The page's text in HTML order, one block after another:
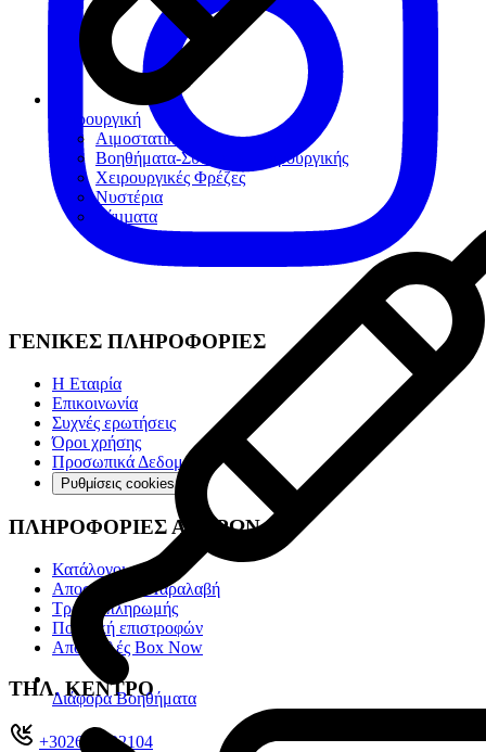
Χειρουργική
Αιμοστατικά
Βοηθήματα-Συσκευές Χειρουργικής
Χειρουργικές Φρέζες
Νυστέρια
Ράµµατα
Διάφορα Βοηθήματα
ΓΕΝΙΚΕΣ ΠΛΗΡΟΦΟΡΙΕΣ
Η Εταιρία
Επικοινωνία
Συχνές ερωτήσεις
Όροι χρήσης
Προσωπικά Δεδομένα
Ρυθμίσεις cookies
ΠΛΗΡΟΦΟΡΙΕΣ ΑΓΟΡΩΝ
Κατάλογοι
Αποστολή & Παραλαβή
Τρόποι πληρωμής
Πολιτική επιστροφών
Αποστολές Box Now
ΤΗΛ. ΚΕΝΤΡΟ
+302651022104